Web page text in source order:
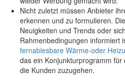
Nicht zuletzt müssen Anbieter
erkennen und zu formulieren.
Neuigkeiten und Trends oder
Rahmenbedingungen informiert
fernablesbare Wärme-oder
das ein Konjunkturprogramm
die Kunden zuzugehen.